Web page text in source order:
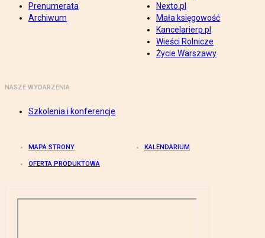
Prenumerata
Archiwum
Nexto.pl
Mała księgowość
Kancelarierp.pl
Wieści Rolnicze
Życie Warszawy
NASZE WYDARZENIA
Szkolenia i konferencje
MAPA STRONY KALENDARIUM
OFERTA PRODUKTOWA